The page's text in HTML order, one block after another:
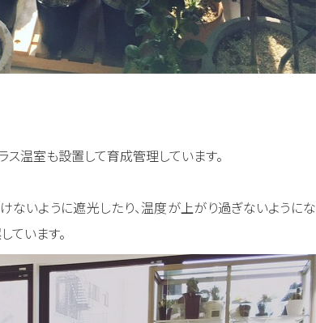
ス温室も設置して育成管理しています。
ないように遮光したり、温度が上がり過ぎないようにな
います。